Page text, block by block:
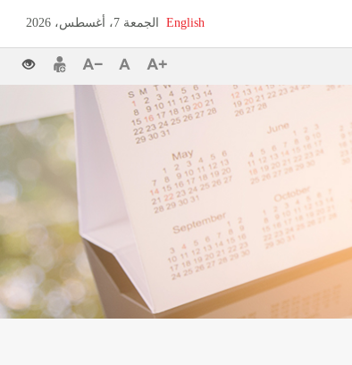
English الجمعة 7، أغسطس، 2026